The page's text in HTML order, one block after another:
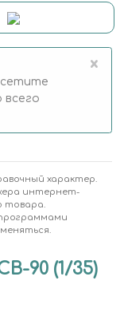
×
характер.
интернет-
товара.
90 (1/35)